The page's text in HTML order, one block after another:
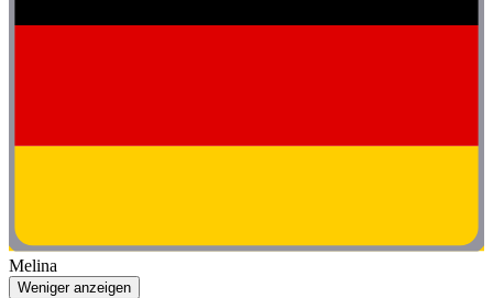
Melina
Weniger anzeigen